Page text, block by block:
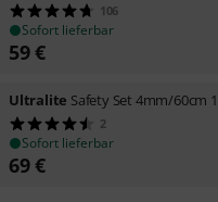
106
Sofort lieferbar
59€
Ultralite Safety Set 4mm/60cm
2
Sofort lieferbar
69€